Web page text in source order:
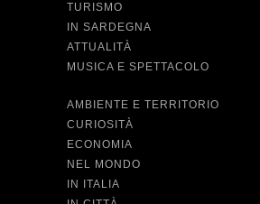
TURISMO
IN SARDEGNA
ATTUALITÀ
MUSICA E SPETTACOLO
AMBIENTE E TERRITORIO
CURIOSITÀ
ECONOMIA
NEL MONDO
IN ITALIA